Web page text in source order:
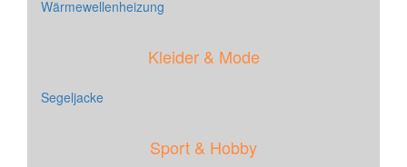
Wärmewellenheizung
Kleider & Mode
Segeljacke
Sport & Hobby